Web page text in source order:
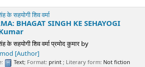
के सहयोगी शिव वर्मा
BHAGAT SINGH KE SEHAYOGI
के सहयोगी शिव वर्मा प्रमोद कुमार by
[Author]
Text; Format: print; Literary form: Not fiction